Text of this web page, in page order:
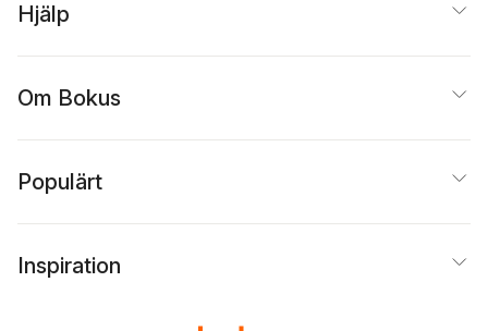
Hjälp
Om Bokus
Populärt
Inspiration